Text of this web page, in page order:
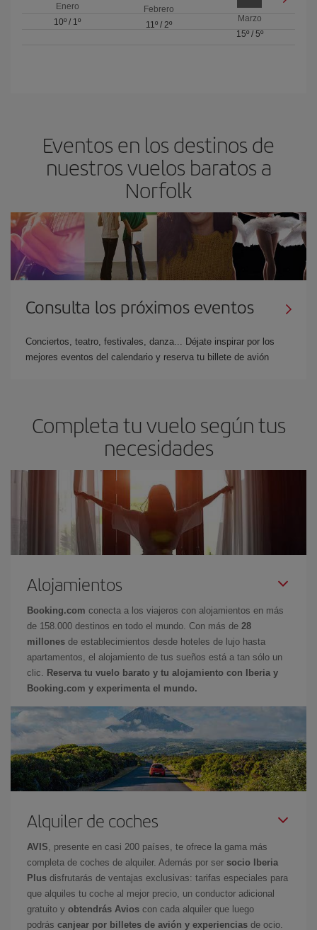
Enero
10º / 1º
Febrero
11º/ 2º
Marzo
15º/ 5º
Eventos en los destinos de
nuestros vuelos baratos a
Norfolk
Consulta los próximos eventos
Conciertos, teatro, festivales, danza... Déjate inspirar por los
mejores eventos del calendario y reserva tu billete de avión
Completa tu vuelo según tus
necesidades
Alojamientos
Booking.com conecta a los viajeros con alojamientos en más
de 158.000 destinos en todo el mundo. Con más de 28
millones de establecimientos desde hoteles de lujo hasta
apartamentos, el alojamiento de tus sueños está a tan sólo un
clic.
Reserva tu vuelo barato y tu alojamiento con Iberia y
Booking.com y experimenta el mundo.
Alquiler de coches
AVIS , presente en casi 200 países, te ofrece la gama más
completa de coches de alquiler. Además por ser socio Iberia
Plus disfrutarás de ventajas exclusivas: tarifas especiales para
que alquiles tu coche al mejor precio, un conductor adicional
gratuito y obtendrás Avios con cada alquiler que luego
podrás canjear por billetes de avión y experiencias de ocio.